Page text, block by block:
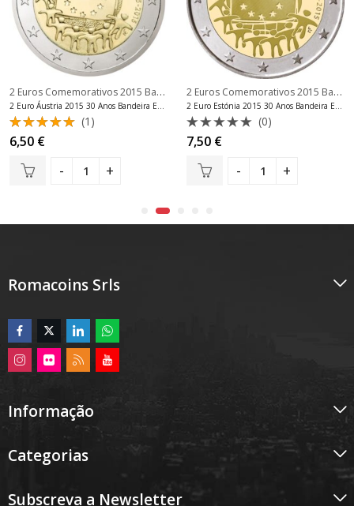
2 Euros Comemorativos 2015 Bandeira , 2 Euros Comemorativos Áustria
2 Euro Áustria 2015 30 Anos Bandeira Europeia BU
Avaliação
5.00 de 5
(1)
6,50 €
2 Euros Comemorativos 2015 Bandeira
2 Euro Estónia 2015 30 Anos Bandeira Europeia BU
Avaliação
0
de
(0)
7,50 €
Romacoins Srls
Informação
Categorias
Subscreva a Newsletter